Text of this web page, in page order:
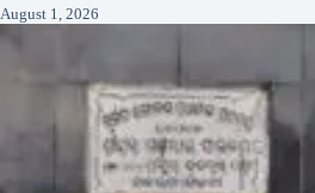
August 1, 2026